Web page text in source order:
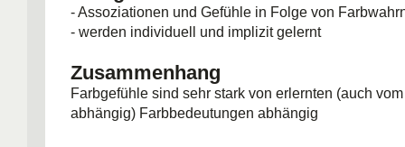
- Assoziationen und Gefühle in Folge von
- werden individuell und implizit gelernt
Zusammenhang
Farbgefühle sind sehr stark von erlernten (auch
abhängig) Farbbedeutungen abhängig